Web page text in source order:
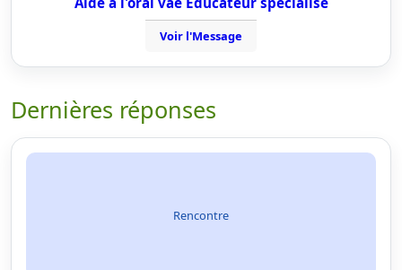
Voir l'Message
Dernières réponses
Rencontre